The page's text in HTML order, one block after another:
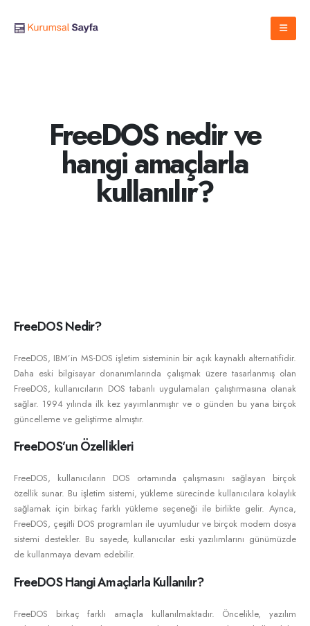
FreeDOS nedir ve
hangi amaçlarla
kullanılır?
FreeDOS Nedir?
FreeDOS, IBM’in MS-DOS işletim sisteminin bir açık kaynaklı alternatifidir.
Daha eski bilgisayar donanımlarında çalışmak üzere tasarlanmış olan
FreeDOS, kullanıcıların DOS tabanlı uygulamaları çalıştırmasına olanak
sağlar. 1994 yılında ilk kez yayımlanmıştır ve o günden bu yana birçok
güncelleme ve geliştirme almıştır.
FreeDOS’un Özellikleri
FreeDOS, kullanıcıların DOS ortamında çalışmasını sağlayan birçok
özellik sunar. Bu işletim sistemi, yükleme sürecinde kullanıcılara kolaylık
sağlamak için birkaç farklı yükleme seçeneği ile birlikte gelir. Ayrıca,
FreeDOS, çeşitli DOS programları ile uyumludur ve birçok modern dosya
sistemi destekler. Bu sayede, kullanıcılar eski yazılımlarını günümüzde
de kullanmaya devam edebilir.
FreeDOS Hangi Amaçlarla Kullanılır?
FreeDOS birkaç farklı amaçla kullanılmaktadır. Öncelikle, yazılım